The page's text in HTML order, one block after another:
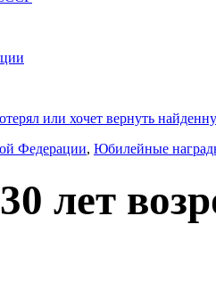
или хочет вернуть
Федерации, Юбилейные
лет